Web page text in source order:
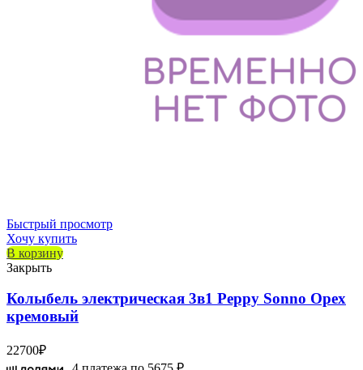
Быстрый просмотр
Хочу купить
В корзину
Закрыть
Колыбель электрическая 3в1 Peppy Sonno Орех
кремовый
22700₽